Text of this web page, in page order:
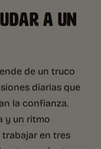
A UN
de un truco
diarias que
la confianza.
y un ritmo
trabajar en tres